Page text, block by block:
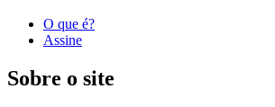
O que é?
Assine
Sobre o site